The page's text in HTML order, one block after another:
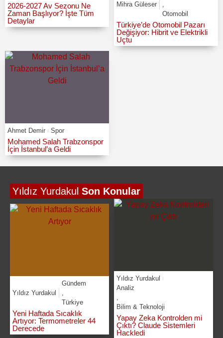
2026-2027 Av Sezonu Ne
Zaman Başlıyor? İşte Tüm
Detaylar
Mihra Güleser
,
Otomobil
Türkiye’de Otomobil Pazarı
Değişiyor: Hibrit ve Elektrikli
Uçtu
Ahmet Demir Spor
Mohamed Salah Trabzonspor
İçin İstanbul’a Geldi
Yıldız Yurdakul Son Konular
Yıldız Yurdakul
Gündem
Türkiye
Yeni Haftada Sıcaklık
Artıyor: Termometreler 44
Derecede
Yıldız Yurdakul
Analiz
,
Bilim & Teknoloji
Yapay Zeka Kontrolden mi
Çıktı? Claude Sistemleri
Hackledi